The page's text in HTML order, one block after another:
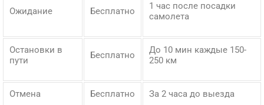
Ожидание Бесплатно
1 час после посадки
самолета
Остановки в
пути
Бесплатно
До 10 мин каждые 150-
250 км
Отмена Бесплатно За 2 часа до выезда